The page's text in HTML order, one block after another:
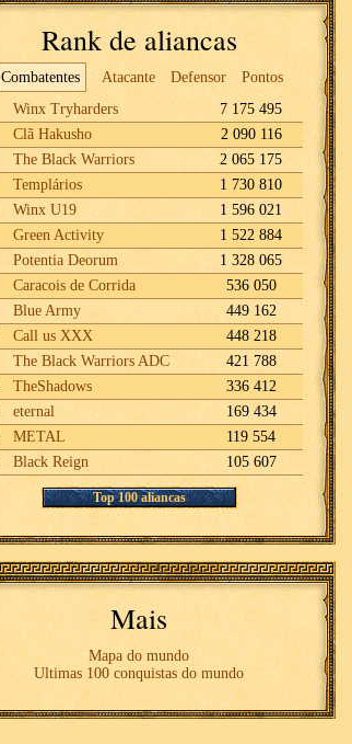
Rank de aliancas
Combatentes Atacante Defensor
Pontos
Winx Tryharders
7 175 495
Clã Hakusho
2 090 116
The Black Warriors
2 065 175
Templários
1 730 810
Winx U19
1 596 021
Green Activity
1 522 884
Potentia Deorum
1 328 065
Caracois de Corrida
536 050
Blue Army
449 162
Call us XXX
448 218
The Black Warriors ADC
421 788
TheShadows
336 412
eternal
169 434
METAL
119 554
Black Reign 105 607
Top 100 aliancas
Mais
Mapa do mundo
Ultimas 100 conquistas do mundo